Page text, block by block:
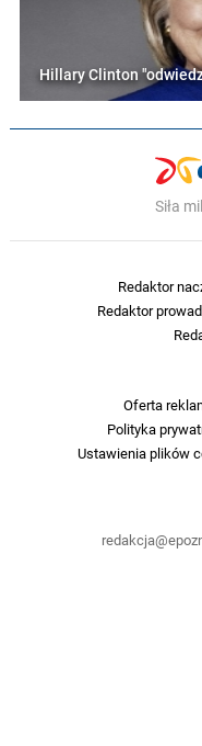
Hillary Clinton
Siła
Oferta
Polityka
Ustawienia plików
Redaktor
Redaktor